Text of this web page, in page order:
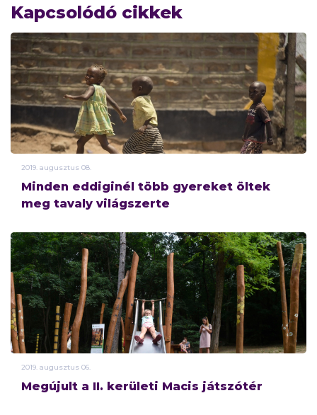
Kapcsolódó cikkek
2019. augusztus 08.
Minden eddiginél több gyereket öltek
meg tavaly világszerte
2019. augusztus 06.
Megújult a II. kerületi Macis játszótér